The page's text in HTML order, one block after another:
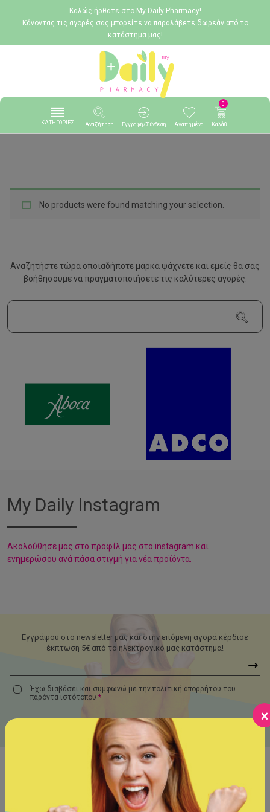
Καλώς ήρθατε στο My Daily Pharmacy!
Κάνοντας τις αγορές σας μπορείτε να παραλάβετε δωρεάν από το
κατάστημα μας!
ΚΑΤΗΓΟΡΙΕΣ Αναζήτηση Εγγραφή/Σύνδεση Αγαπημένα
0
Καλάθι
No products were found matching your selection.
Αναζητήστε τώρα οποιαδήποτε μάρκα ψάχνετε και εμείς θα σας
βοήθησουμε ναπραγματοποιήσετε τις καλύτερες αγορές.
My Daily Instagram
Aκολούθησε μας στο προφίλ μας στο instagram και
ενημερώσου ανά πάσα στιγμή για νέα προϊόντα.
Εγγράψου στο newsletter μας και στην επόμενη αγορά κέρδισε
έκπτωση 5€ από το ηλεκτρονικό μας κατάστημα!
Έχω διαβάσει και συμφωνώ με την πολιτική απορρήτου του
παρόντα ιστότοπου *